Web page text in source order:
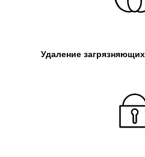
Удаление